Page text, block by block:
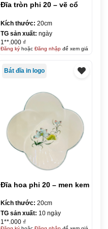
Đĩa tròn phi 20 – vẽ cổ
Kích thước: 20cm
TG sản xuất: ngày
1**.000 ₫
Đăng kýhoặc Đăng nhậpđể xem giá
Bát đĩa in logo
Đĩa hoa phi 20 – men kem
Kích thước: 20cm
TG sản xuất: 10 ngày
1**.000 ₫